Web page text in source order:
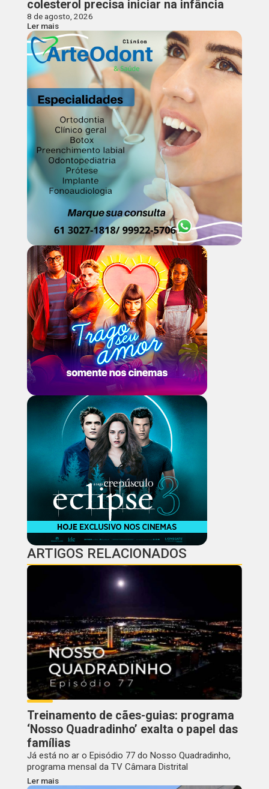
colesterol precisa iniciar na infância
8 de agosto, 2026
Ler mais
ARTIGOS RELACIONADOS
Treinamento de cães-guias: programa
‘Nosso Quadradinho’ exalta o papel das
famílias
Já está no ar o Episódio 77 do Nosso Quadradinho,
programa mensal da TV Câmara Distrital
Ler mais